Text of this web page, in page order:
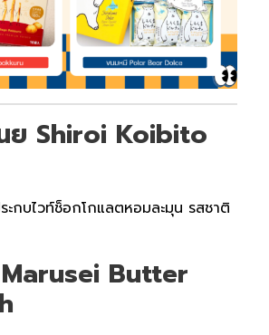
ย Shiroi Koibito
กบไวท์ช็อกโกแลตหอมละมุน รสชาติ
Butter